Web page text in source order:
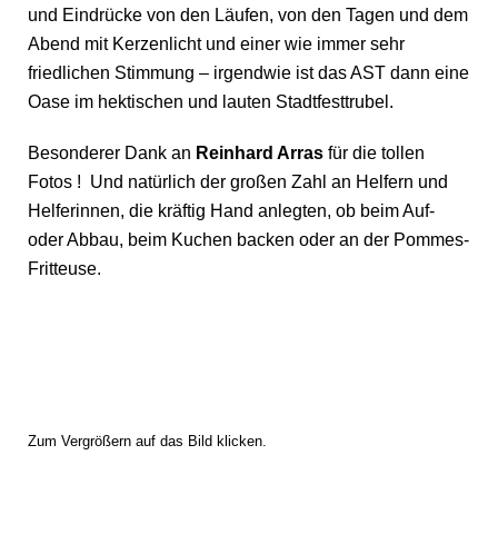
und Eindrücke von den Läufen, von den Tagen und dem
Abend mit Kerzenlicht und einer wie immer sehr
friedlichen Stimmung – irgendwie ist das AST dann eine
Oase im hektischen und lauten Stadtfesttrubel.
Besonderer Dank an Reinhard Arras für die tollen
Fotos ! Und natürlich der großen Zahl an Helfern und
Helferinnen, die kräftig Hand anlegten, ob beim Auf-
oder Abbau, beim Kuchen backen oder an der Pommes-
Fritteuse.
Zum Vergrößern auf das Bild klicken.